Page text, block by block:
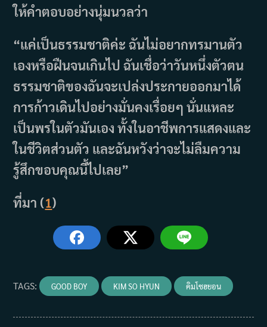
ให้คำตอบอย่างนุ่มนวลว่า
“แค่เป็นธรรมชาติค่ะ ฉันไม่อยากทรมานตัว
เองหรือฝืนจนเกินไป ฉันเชื่อว่าวันหนึ่งตัวตน
ธรรมชาติของฉันจะเปล่งประกายออกมาได้
การก้าวเดินไปอย่างมั่นคงเรื่อยๆ นั่นแหละ
เป็นพรในตัวมันเอง ทั้งในอาชีพการแสดงและ
ในชีวิตส่วนตัว และฉันหวังว่าจะไม่ลืมความ
รู้สึกขอบคุณนี้ไปเลย”
ที่มา (1)
TAGS: GOOD BOY KIM SO HYUN คิมโซฮยอน